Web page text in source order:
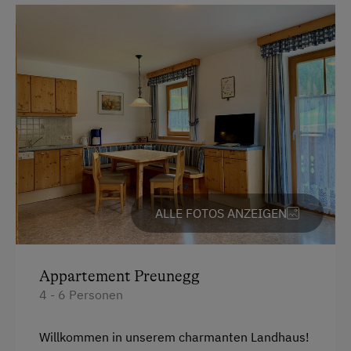
Sie: Vom Bett direkt auf die Piste und
4 Plattenherd
Backofen
Dusche
Fernseher
Gitterbett
Haarföhn
Handtücher
Toilette
ALLE FOTOS ANZEIGEN
Appartement Preunegg
4 - 6 Personen
Willkommen in unserem charmanten Landhaus!